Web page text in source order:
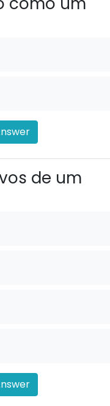
de um